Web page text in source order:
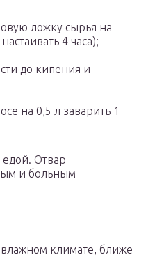
ложку сырья на
4 часа);
до кипения и
на 0,5 л заварить 1
едой. Отвар
и больным
климате, ближе